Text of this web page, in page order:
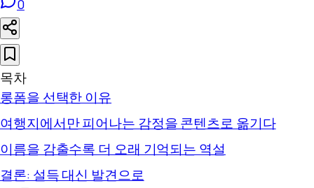
0
목차
롱폼을 선택한 이유
여행지에서만 피어나는 감정을 콘텐츠로 옮기다
이름을 감출수록 더 오래 기억되는 역설
결론: 설득 대신 발견으로